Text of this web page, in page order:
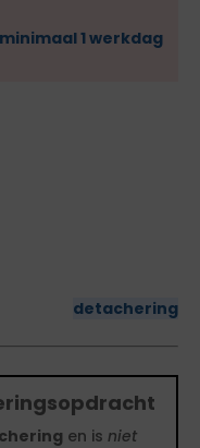
minimaal 1 werkdag
detachering
en is niet